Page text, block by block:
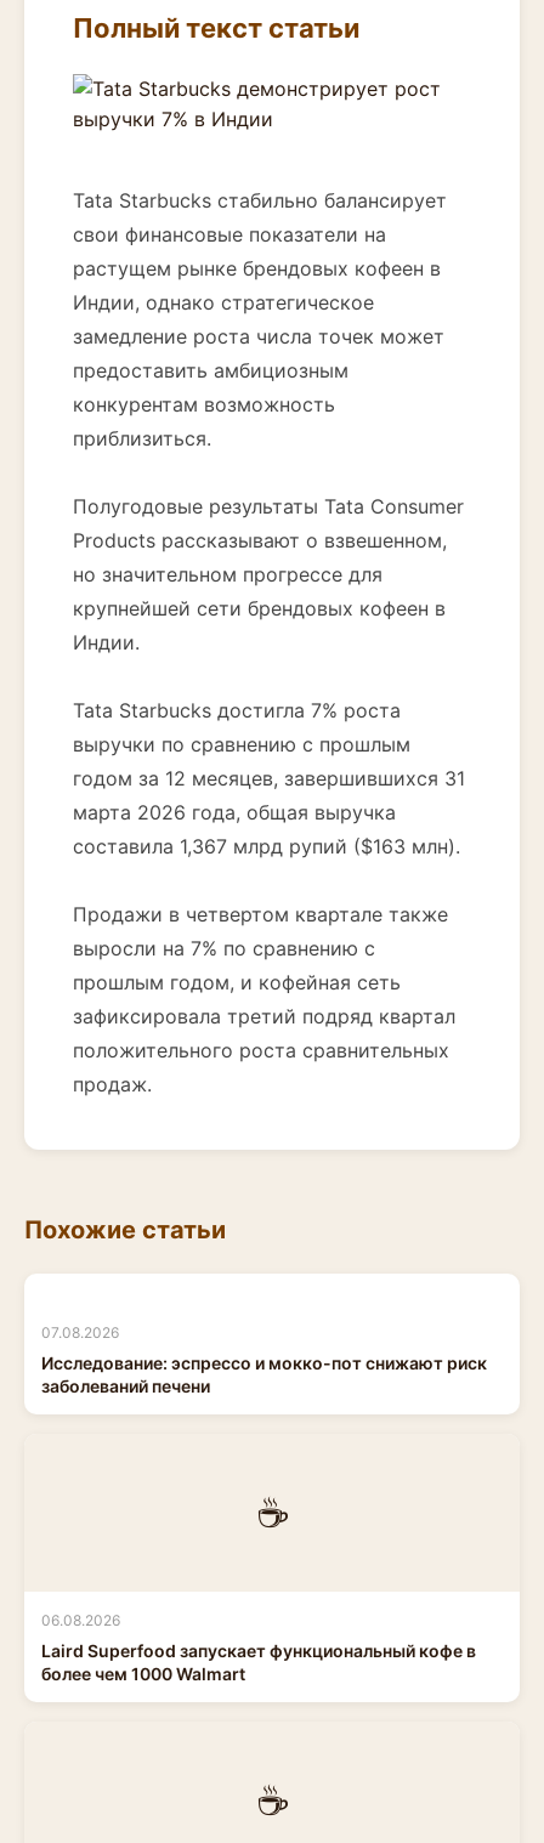
Полный текст статьи
Tata Starbucks стабильно балансирует
свои финансовые показатели на
растущем рынке брендовых кофеен в
Индии, однако стратегическое
замедление роста числа точек может
предоставить амбициозным
конкурентам возможность
приблизиться.
Полугодовые результаты Tata Consumer
Products рассказывают о взвешенном,
но значительном прогрессе для
крупнейшей сети брендовых кофеен в
Индии.
Tata Starbucks достигла 7% роста
выручки по сравнению с прошлым
годом за 12 месяцев, завершившихся 31
марта 2026 года, общая выручка
составила 1,367 млрд рупий ($163 млн).
Продажи в четвертом квартале также
выросли на 7% по сравнению с
прошлым годом, и кофейная сеть
зафиксировала третий подряд квартал
положительного роста сравнительных
продаж.
Похожие статьи
07.08.2026
Исследование: эспрессо и мокко-пот снижают риск
заболеваний печени
☕
06.08.2026
Laird Superfood запускает функциональный кофе в
более чем 1000 Walmart
☕